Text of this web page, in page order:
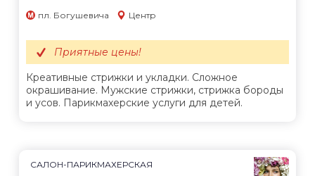
пл. Богушевича Центр
Креативные стрижки и укладки. Сложное
окрашивание. Мужские стрижки, стрижка бороды
и усов. Парикмахерские услуги для детей.
Приятные цены!
САЛОН-ПАРИКМАХЕРСКАЯ